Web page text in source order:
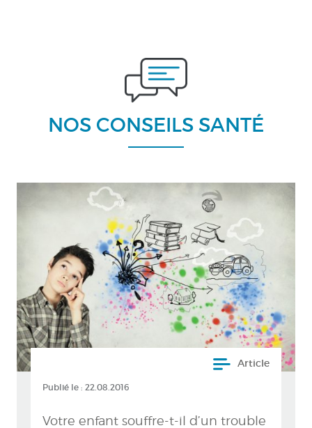
NOS CONSEILS SANTÉ
Article
Publié le : 22.08.2016
Votre enfant souffre-t-il d’un trouble